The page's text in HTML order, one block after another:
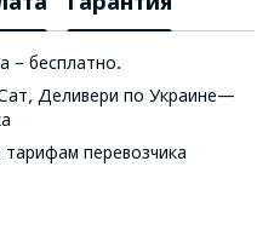
– бесплатно.
Деливери по Украине—
перевозчика